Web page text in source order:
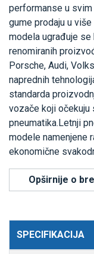
performanse u svim
gume prodaju u
modela ugrađuje se
renomiranih
Porsche, Audi,
naprednih
standarda
vozače koji očekuju
pneumatika.Letnji
modele namenjene
ekonomične
Opširnije o
SPECIFIKACIJA